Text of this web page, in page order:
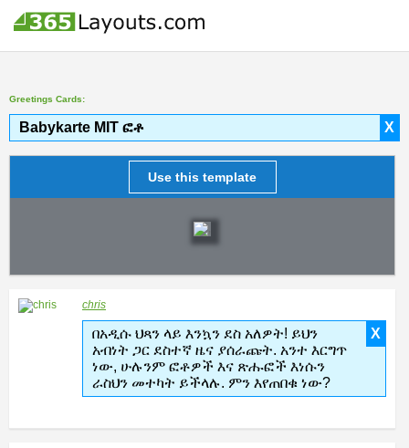
Greetings Cards:
X
Babykarte MIT ፎቶ
Use this template
chris
X
በአዲሱ ህጻን ላይ እንኳን ደስ አለዎት! ይህን
አብነት ጋር ደስተኛ ዜና ያሰራጩት. አንተ እርግጥ
ነው, ሁሉንም ፎቶዎች እና ጽሑፎች እነሱን
ራስህን መተካት ይችላሉ. ምን እየጠበቁ ነው?